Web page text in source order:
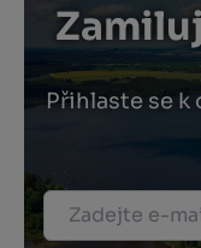
Přihlaste se k